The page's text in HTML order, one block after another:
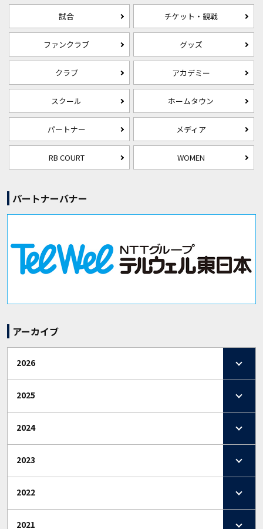
試合 チケット・観戦
ファンクラブ グッズ
クラブ アカデミー
スクール ホームタウン
パートナー メディア
RB COURT WOMEN
パートナーバナー
アーカイブ
2026
2025
2024
2023
2022
2021